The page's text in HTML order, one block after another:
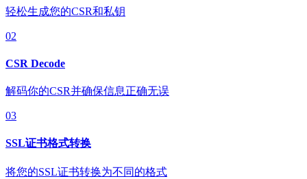
轻松生成您的CSR和私钥
02
CSR Decode
解码你的CSR并确保信息正确无误
03
SSL证书格式转换
将您的SSL证书转换为不同的格式